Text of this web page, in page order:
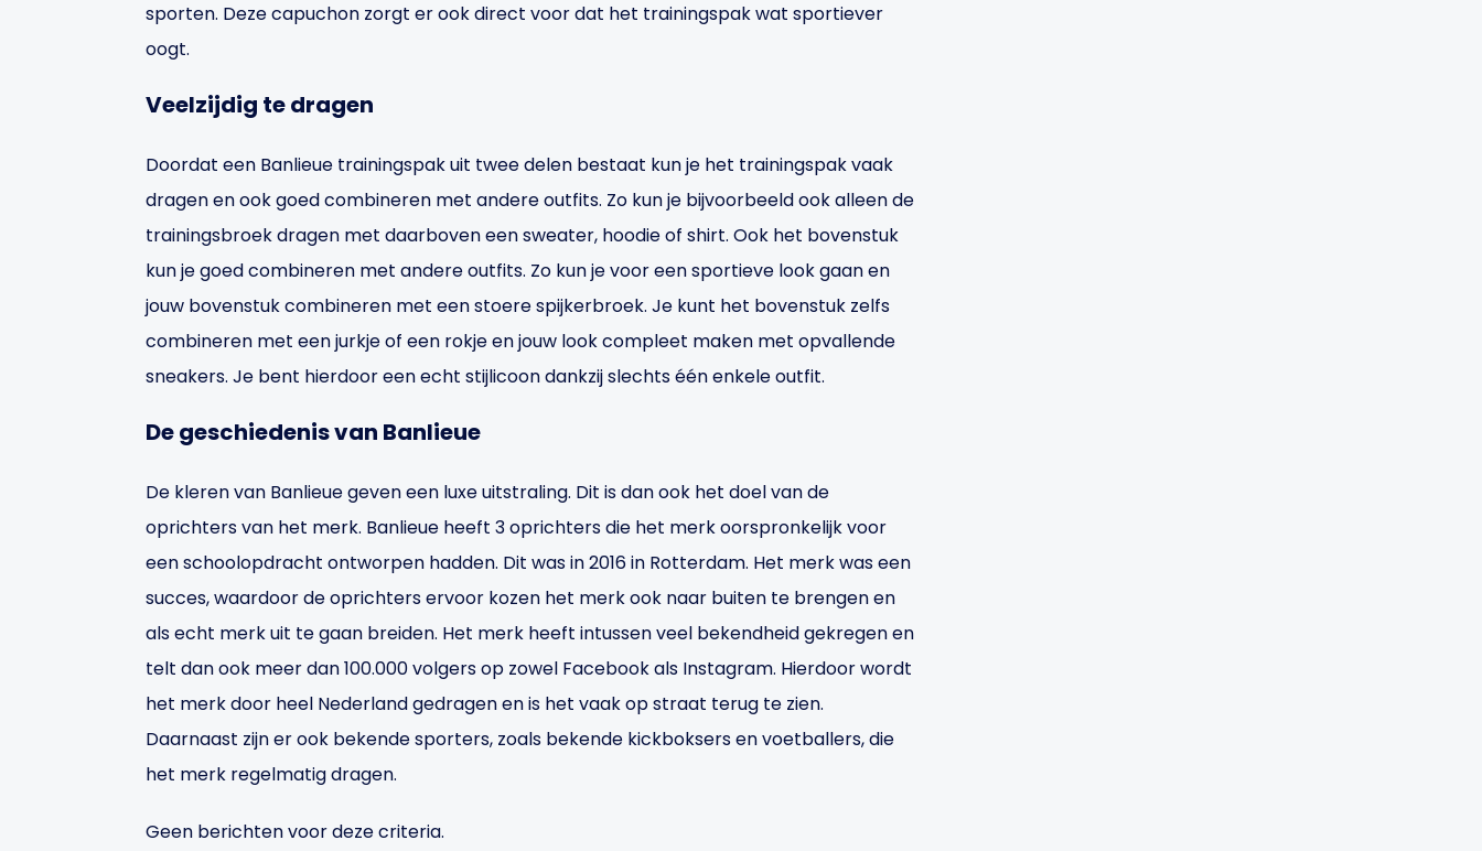
sporten. Deze capuchon zorgt er ook direct voor dat het trainingspak wat sportiever
oogt.
Veelzijdig te dragen
Doordat een Banlieue trainingspak uit twee delen bestaat kun je het trainingspak vaak
dragen en ook goed combineren met andere outfits. Zo kun je bijvoorbeeld ook alleen de
trainingsbroek dragen met daarboven een sweater, hoodie of shirt. Ook het bovenstuk
kun je goed combineren met andere outfits. Zo kun je voor een sportieve look gaan en
jouw bovenstuk combineren met een stoere spijkerbroek. Je kunt het bovenstuk zelfs
combineren met een jurkje of een rokje en jouw look compleet maken met opvallende
sneakers. Je bent hierdoor een echt stijlicoon dankzij slechts één enkele outfit.
De geschiedenis van Banlieue
De kleren van Banlieue geven een luxe uitstraling. Dit is dan ook het doel van de
oprichters van het merk. Banlieue heeft 3 oprichters die het merk oorspronkelijk voor
een schoolopdracht ontworpen hadden. Dit was in 2016 in Rotterdam. Het merk was een
succes, waardoor de oprichters ervoor kozen het merk ook naar buiten te brengen en
als echt merk uit te gaan breiden. Het merk heeft intussen veel bekendheid gekregen en
telt dan ook meer dan 100.000 volgers op zowel Facebook als Instagram. Hierdoor wordt
het merk door heel Nederland gedragen en is het vaak op straat terug te zien.
Daarnaast zijn er ook bekende sporters, zoals bekende kickboksers en voetballers, die
het merk regelmatig dragen.
Geen berichten voor deze criteria.